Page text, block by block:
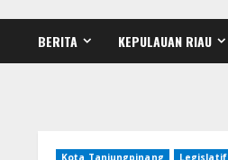
BERITA KEPULAUAN RIAU
Kota Tanjungpinang Legislatif